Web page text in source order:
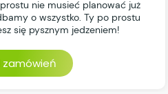
nie musieć planować już
o wszystko. Ty po prostu
się pysznym jedzeniem!
zamówień